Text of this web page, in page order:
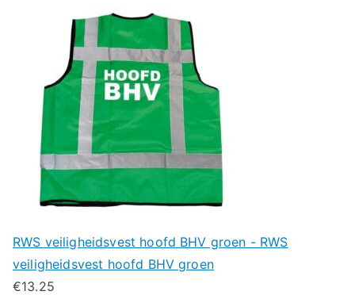
RWS veiligheidsvest hoofd BHV groen - RWS
veiligheidsvest hoofd BHV groen
€13.25